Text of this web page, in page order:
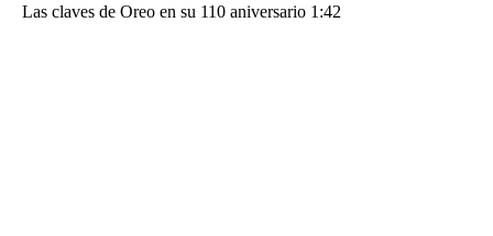
Las claves de Oreo en su 110 aniversario 1:42